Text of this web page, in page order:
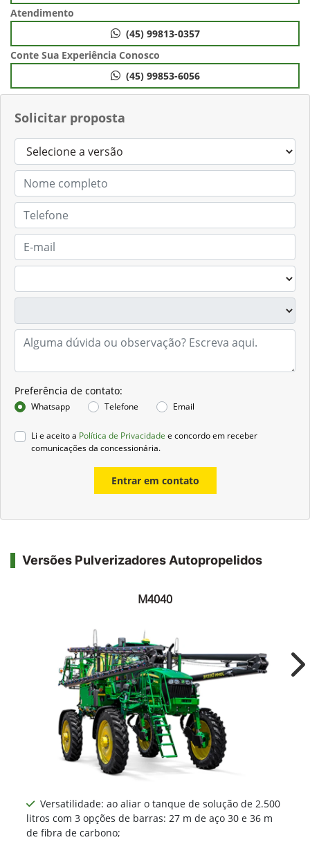
Solicitar proposta
Preferência de contato:
Whatsapp Telefone Email
Li e aceito a Política de Privacidade e concordo em receber
comunicações da concessionária.
Entrar em contato
Atendimento
(45) 99813-0357
Conte Sua Experiência Conosco
(45) 99853-6056
Versões Pulverizadores Autopropelidos
M4040
Versatilidade: ao aliar o tanque de solução de 2.500
litros com 3 opções de barras: 27 m de aço 30 e 36 m
de fibra de carbono;